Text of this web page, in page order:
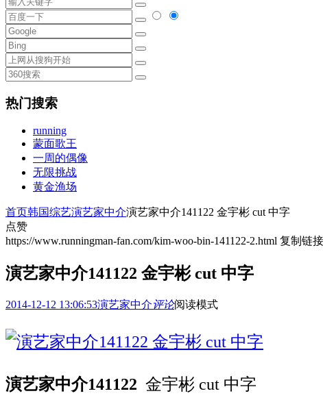
热门搜索
running
蒙面歌王
一周的偶像
无限挑战
黄金渔场
首页韩国综艺演艺家中介演艺家中介141122 金宇彬 cut 中字
点赞
https://www.runningman-fan.com/kim-woo-bin-141122-2.html 复制链接
演艺家中介141122 金宇彬 cut 中字
2014-12-12 13:06:53演艺家中介评论阅读模式
演艺家中介141122 金宇彬 cut 中字